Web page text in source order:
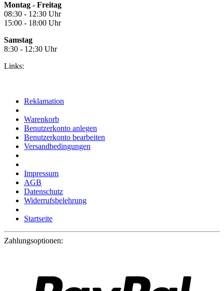
Montag - Freitag
08:30 - 12:30 Uhr
15:00 - 18:00 Uhr
Samstag
8:30 - 12:30 Uhr
Links:
Reklamation
Warenkorb
Benutzerkonto anlegen
Benutzerkonto bearbeiten
Versandbedingungen
Impressum
AGB
Datenschutz
Widerrufsbelehrung
Startseite
Zahlungsoptionen: